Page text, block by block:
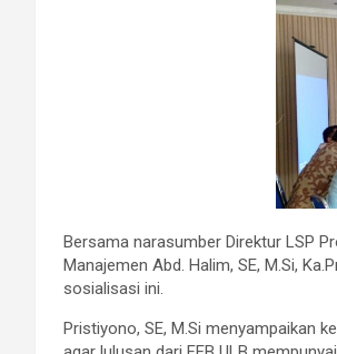
Bersama narasumber Direktur LSP
Manajemen Abd. Halim, SE, M.Si,
sosialisasi ini.
Pristiyono, SE, M.Si menyampaikan